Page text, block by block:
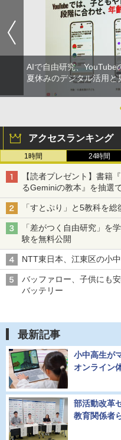
AIで自由研究、
夏休みのデジタル活用と
アクセスランキング
1時間 24時間
【読者プレゼント】書籍
るGeminiの教本』を抽
2026年8月12日（水）まで
「すとぷり」と5教科を
「差がつく自由研究」を
験を無料公開
NTT東日本、江東区の小
バッファロー、子供にも
バッテリー
最新記事
小中高生が
オンライン
部活動改革
教育関係者